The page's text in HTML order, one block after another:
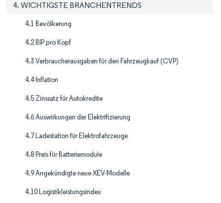
4. WICHTIGSTE BRANCHENTRENDS
4.1 Bevölkerung
4.2 BIP pro Kopf
4.3 Verbraucherausgaben für den Fahrzeugkauf (CVP)
4.4 Inflation
4.5 Zinssatz für Autokredite
4.6 Auswirkungen der Elektrifizierung
4.7 Ladestation für Elektrofahrzeuge
4.8 Preis für Batteriemodule
4.9 Angekündigte neue XEV-Modelle
4.10 Logistikleistungsindex